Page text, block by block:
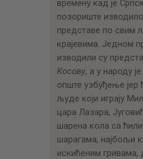
времену кад је
позориште изводило
представе по свим
крајевима. Једном
изводили су
Косову, а у народу
опште узбуђење јер
људе који играју
цара Лазара,
шарена кола са
шарагама, најбољи
искићеним гривама,